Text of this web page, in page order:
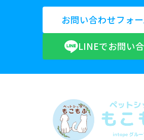
お問い合わせフォ
LINEでお問い